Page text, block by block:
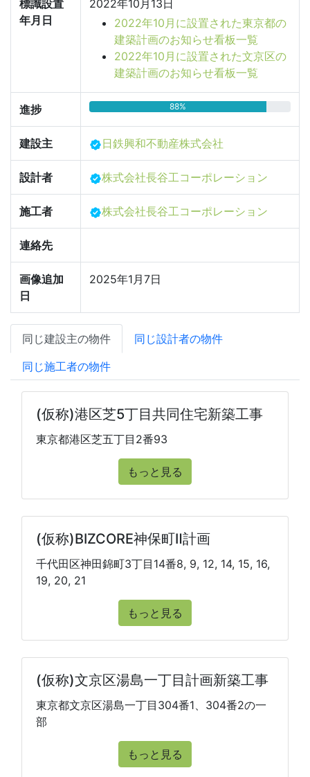
標識設置
年月日
2022年10月13日
2022年10月に設置された東京都の
建築計画のお知らせ看板一覧
2022年10月に設置された文京区の
建築計画のお知らせ看板一覧
進捗 88%
建設主 日鉄興和不動産株式会社
設計者 株式会社長谷工コーポレーション
施工者 株式会社長谷工コーポレーション
連絡先
画像追加
日
2025年1月7日
同じ建設主の物件
同じ設計者の物件
同じ施工者の物件
(仮称)港区芝5丁目共同住宅新築工事
東京都港区芝五丁目2番93
もっと見る
(仮称)BIZCORE神保町Ⅱ計画
千代田区神田錦町3丁目14番8, 9, 12, 14, 15, 16,
19, 20, 21
もっと見る
(仮称)文京区湯島一丁目計画新築工事
東京都文京区湯島一丁目304番1、304番2の一
部
もっと見る